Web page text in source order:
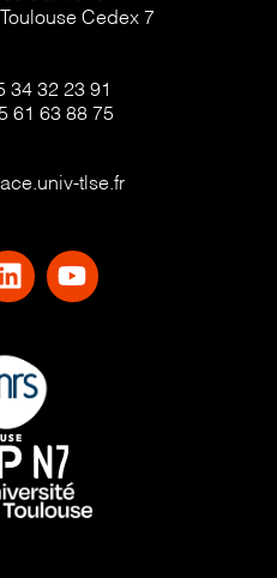
Cedex 7
34 32 23 91
61 63 88 75
tlse.fr